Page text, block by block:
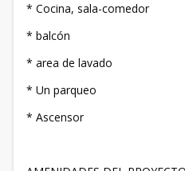
* Cocina, sala-comedor
* balcón
* area de lavado
* Un parqueo
* Ascensor